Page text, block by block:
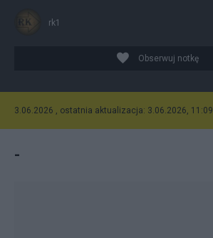
rk1
Obserwuj notkę
3.06.2026 , ostatnia aktualizacja: 3.06.2026, 11:09
-